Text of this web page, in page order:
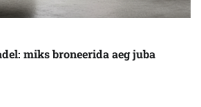
miks broneerida aeg juba